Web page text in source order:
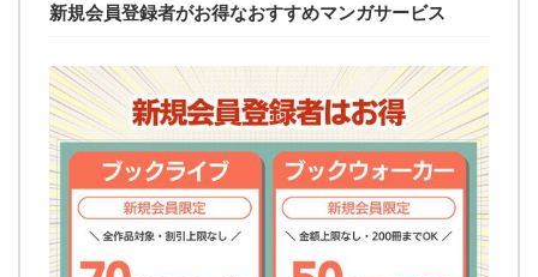
新規会員登録者がお得なおすすめマンガサービス